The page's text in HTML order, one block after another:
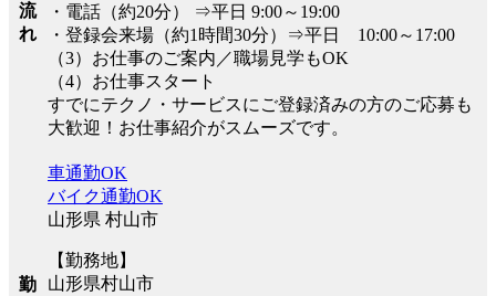
流
れ
・電話（約20分） ⇒平日 9:00～19:00
・登録会来場（約1時間30分）⇒平日 10:00～17:00
（3）お仕事のご案内／職場見学もOK
（4）お仕事スタート
すでにテクノ・サービスにご登録済みの方のご応募も
大歓迎！お仕事紹介がスムーズです。
勤
車通勤OK
バイク通勤OK
山形県 村山市
【勤務地】
山形県村山市